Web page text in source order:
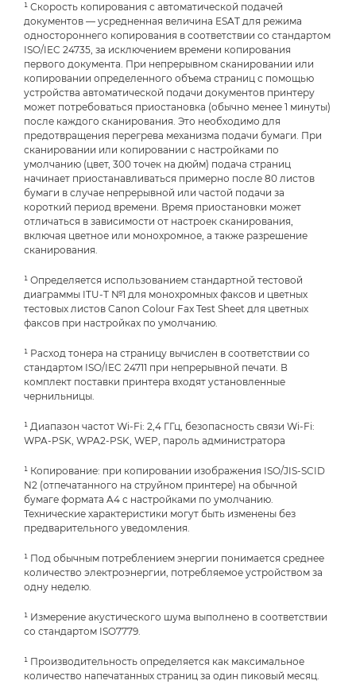
¹ Скорость копирования с автоматической подачей
документов — усредненная величина ESAT для режима
одностороннего копирования в соответствии со стандартом
ISO/IEC 24735, за исключением времени копирования
первого документа. При непрерывном сканировании или
копировании определенного объема страниц с помощью
устройства автоматической подачи документов принтеру
может потребоваться приостановка (обычно менее 1 минуты)
после каждого сканирования. Это необходимо для
предотвращения перегрева механизма подачи бумаги. При
сканировании или копировании с настройками по
умолчанию (цвет, 300 точек на дюйм) подача страниц
начинает приостанавливаться примерно после 80 листов
бумаги в случае непрерывной или частой подачи за
короткий период времени. Время приостановки может
отличаться в зависимости от настроек сканирования,
включая цветное или монохромное, а также разрешение
сканирования.
¹ Определяется использованием стандартной тестовой
диаграммы ITU-T №1 для монохромных факсов и цветных
тестовых листов Canon Colour Fax Test Sheet для цветных
факсов при настройках по умолчанию.
¹ Расход тонера на страницу вычислен в соответствии со
стандартом ISO/IEC 24711 при непрерывной печати. В
комплект поставки принтера входят установленные
чернильницы.
¹ Диапазон частот Wi-Fi: 2,4 ГГц, безопасность связи Wi-Fi:
WPA-PSK, WPA2-PSK, WEP, пароль администратора
¹ Копирование: при копировании изображения ISO/JIS-SCID
N2 (отпечатанного на струйном принтере) на обычной
бумаге формата A4 с настройками по умолчанию.
Технические характеристики могут быть изменены без
предварительного уведомления.
¹ Под обычным потреблением энергии понимается среднее
количество электроэнергии, потребляемое устройством за
одну неделю.
¹ Измерение акустического шума выполнено в соответствии
со стандартом ISO7779.
¹ Производительность определяется как максимальное
количество напечатанных страниц за один пиковый месяц.